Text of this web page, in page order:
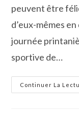
peuvent être
d’eux-mêmes
journée
sportive de…
Continuer La